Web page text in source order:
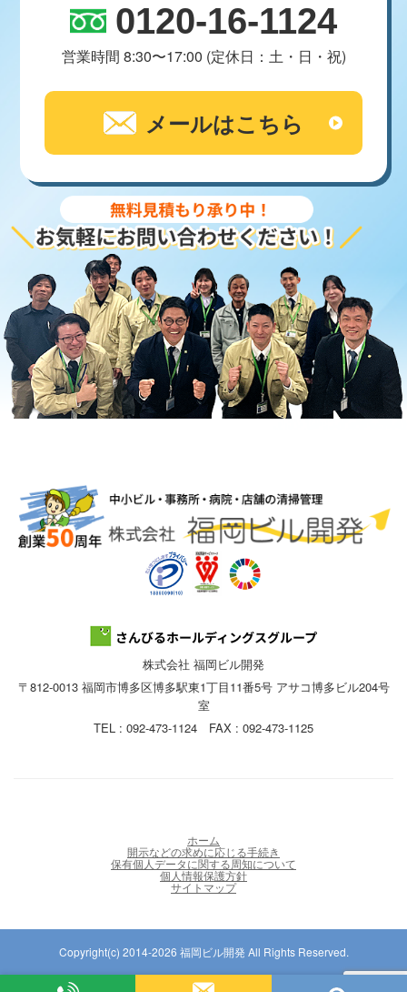
0120-16-1124
営業時間 8:30〜17:00 (定休日：土・日・祝)
メールはこちら
株式会社 福岡ビル開発
〒812-0013 福岡市博多区博多駅東1丁目11番5号 アサコ博多ビル204号
室
TEL : 092-473-1124 FAX : 092-473-1125
ホーム
開示などの求めに応じる手続き
保有個人データに関する周知について
個人情報保護方針
サイトマップ
Copyright(c) 2014-2026 福岡ビル開発 All Rights Reserved.